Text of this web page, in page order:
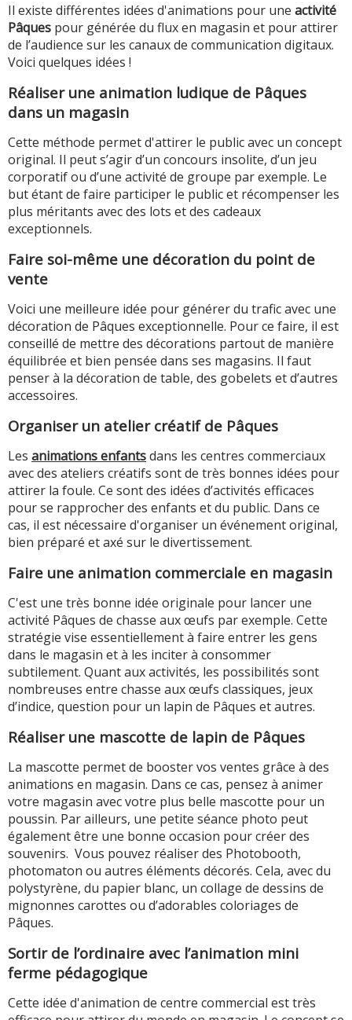
Il existe différentes idées d'animations pour une activité
Pâques pour générée du flux en magasin et pour attirer
de l’audience sur les canaux de communication digitaux.
Voici quelques idées !
Réaliser une animation ludique de Pâques
dans un magasin
Cette méthode permet d'attirer le public avec un concept
original. Il peut s’agir d’un concours insolite, d’un jeu
corporatif ou d’une activité de groupe par exemple. Le
but étant de faire participer le public et récompenser les
plus méritants avec des lots et des cadeaux
exceptionnels.
Faire soi-même une décoration du point de
vente
Voici une meilleure idée pour générer du trafic avec une
décoration de Pâques exceptionnelle. Pour ce faire, il est
conseillé de mettre des décorations partout de manière
équilibrée et bien pensée dans ses magasins. Il faut
penser à la décoration de table, des gobelets et d’autres
accessoires.
Organiser un atelier créatif de Pâques
Les animations enfantsdans les centres commerciaux
avec des ateliers créatifs sont de très bonnes idées pour
attirer la foule. Ce sont des idées d’activités efficaces
pour se rapprocher des enfants et du public. Dans ce
cas, il est nécessaire d'organiser un événement original,
bien préparé et axé sur le divertissement.
Faire une animation commerciale en magasin
C'est une très bonne idée originale pour lancer une
activité Pâques de chasse aux œufs par exemple. Cette
stratégie vise essentiellement à faire entrer les gens
dans le magasin et à les inciter à consommer
subtilement. Quant aux activités, les possibilités sont
nombreuses entre chasse aux œufs classiques, jeux
d’indice, question pour un lapin de Pâques et autres.
Réaliser une mascotte de lapin de Pâques
La mascotte permet de booster vos ventes grâce à des
animations en magasin. Dans ce cas, pensez à animer
votre magasin avec votre plus belle mascotte pour un
poussin. Par ailleurs, une petite séance photo peut
également être une bonne occasion pour créer des
souvenirs. Vous pouvez réaliser des Photobooth,
photomaton ou autres éléments décorés. Cela, avec du
polystyrène, du papier blanc, un collage de dessins de
mignonnes carottes ou d’adorables coloriages de
Pâques.
Sortir de l’ordinaire avec l’animation mini
ferme pédagogique
Cette idée d'animation de centre commercial est très